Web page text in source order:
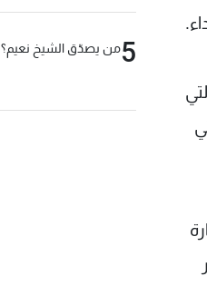
5من يصدّق الشيخ نعيم؟